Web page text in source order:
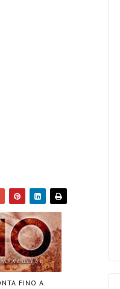
FINO A